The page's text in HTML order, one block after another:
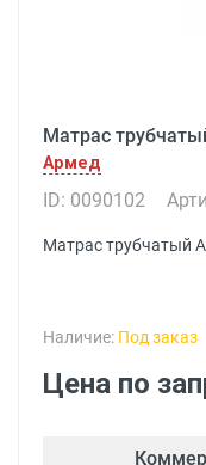
Матрас
Армед
ID: 0090102
Матрас трубчатый
Наличие: Под заказ
Цена по